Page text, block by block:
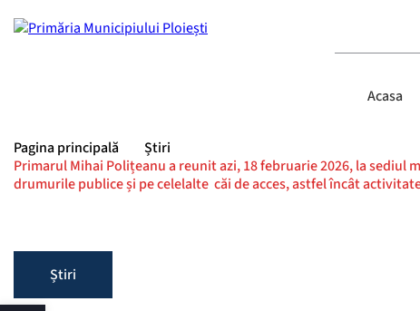
Acasa
Pagina principală
Știri
Primarul Mihai Polițeanu a reunit azi, 18 februarie 2026, la
drumurile publice și pe celelalte căi de acces, astfel încât
Știri